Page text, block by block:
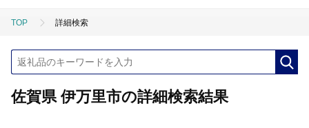
TOP 詳細検索
佐賀県 伊万里市の詳細検索結果